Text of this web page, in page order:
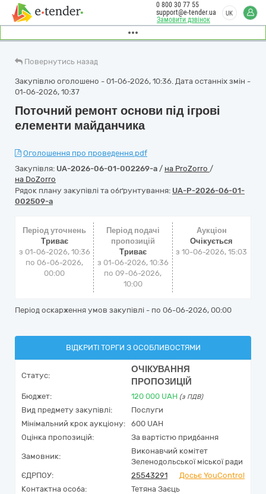
Замовити дзвінок
0 800 30 77 55
support@e-tender.ua
UK
Повернутись назад
Закупівлю оголошено - 01-06-2026, 10:36. Дата останніх змін -
01-06-2026, 10:37
Поточний ремонт основи під ігрові
елементи майданчика
Оголошення про проведення.pdf
Закупівля: UA-2026-06-01-002269-a / на ProZorro /
на DoZorro
Рядок плану закупівлі та обґрунтування: UA-P-2026-06-01-
002509-a
Період уточнень
Триває
з 01-06-2026, 10:36
по 06-06-2026,
00:00
Період подачі
пропозицій
Триває
з 01-06-2026, 10:36
по 09-06-2026,
10:00
Аукціон
Очікується
з10-06-2026, 15:03
Період оскарження умов закупівлі - по 06-06-2026, 00:00
ВІДКРИТІ ТОРГИ З ОСОБЛИВОСТЯМИ
Статус:
ОЧІКУВАННЯ
ПРОПОЗИЦІЙ
Бюджет: 120 000 UAH (з ПДВ)
Вид предмету закупівлі:
Послуги
Мінімальний крок аукціону:
600 UAH
Оцінка пропозицій:
За вартістю придбання
Замовник:
Виконавчий комітет
Зеленодольської міської ради
ЄДРПОУ:
25543291
Досьє YouControl
Контактна особа:
Тетяна Заєць